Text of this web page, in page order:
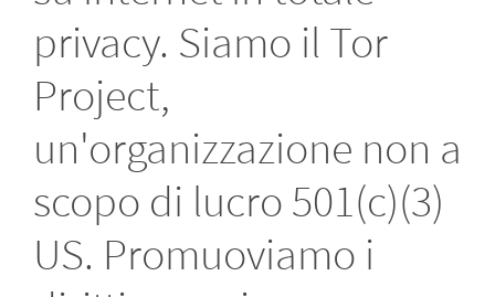
privacy. Siamo il Tor
Project,
un'organizzazione non a
scopo di lucro 501(c)(3)
US. Promuoviamo i